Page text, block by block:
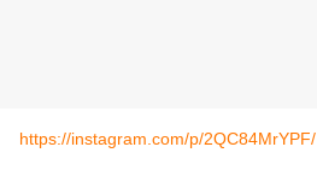
https://instagram.com/p/2QC84MrYPF/